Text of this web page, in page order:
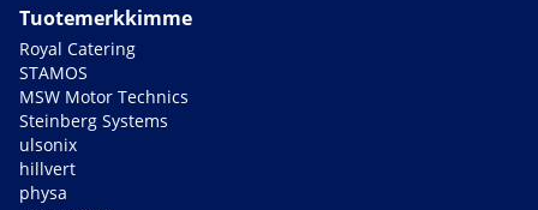
Tuotemerkkimme
Royal Catering
STAMOS
MSW Motor Technics
Steinberg Systems
ulsonix
hillvert
physa